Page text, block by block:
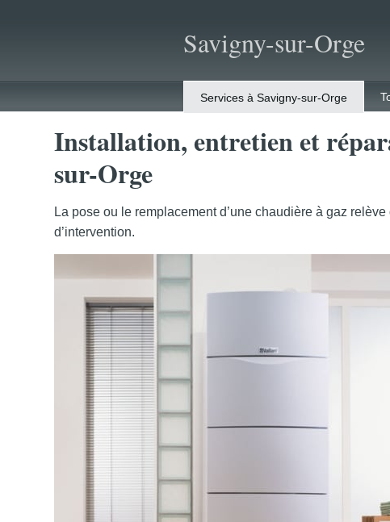
Savigny-sur-Orge
Services à Savigny-sur-Orge
Installation, entretien et
sur-Orge
La pose ou le remplacement d’une chaudière à gaz
d’intervention.